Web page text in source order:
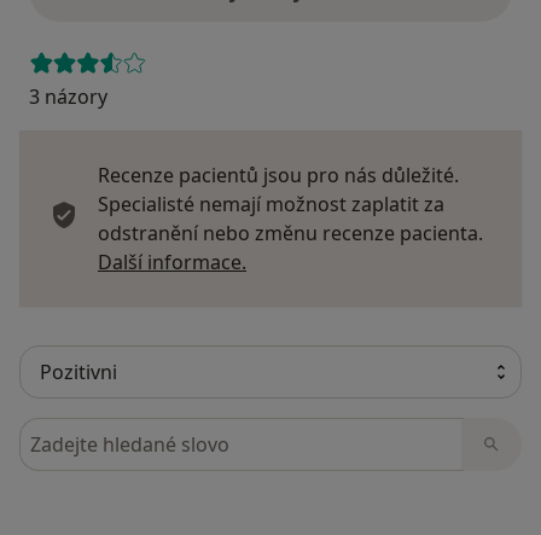
3 názory
Recenze pacientů jsou pro nás důležité.
Specialisté nemají možnost zaplatit za
odstranění nebo změnu recenze pacienta.
Další informace.
Hledejte v názorech